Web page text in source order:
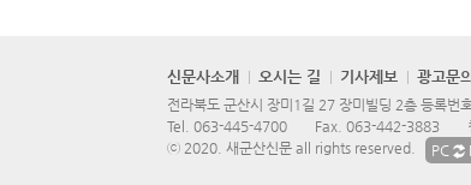
신문사소개 오시는 길 기사제보 광고문의
전라북도 군산시 장미1길 27 장미빌딩 2층 등록
Tel. 063-445-4700 Fax. 063-442-3883
ⓒ 2020. 새군산신문 all rights reserved.
PC